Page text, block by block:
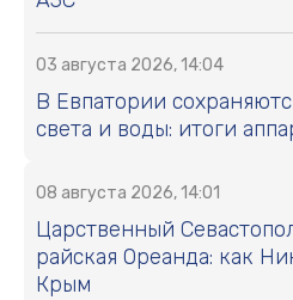
03 августа 2026, 14:04
В Евпатории
света и воды: итоги
08 августа 2026, 14:01
Царственный
райская Ореанда: как
Крым